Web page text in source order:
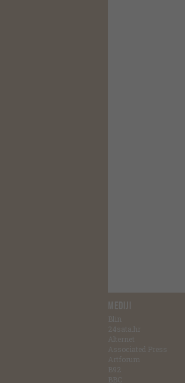
MEDIJI
Blin
24sata.hr
Alternet
Associated Press
Artforum
B92
BBC